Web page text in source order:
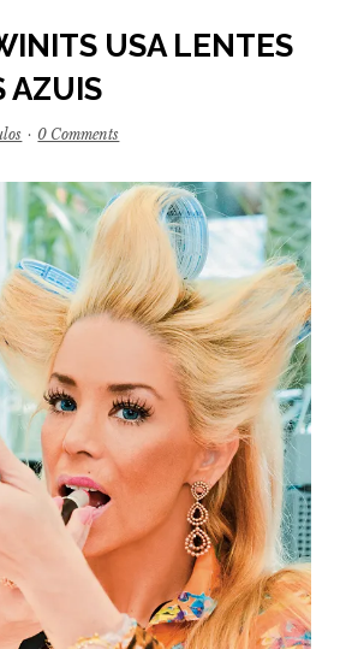
USA LENTES
AZUIS
· 0 Comments